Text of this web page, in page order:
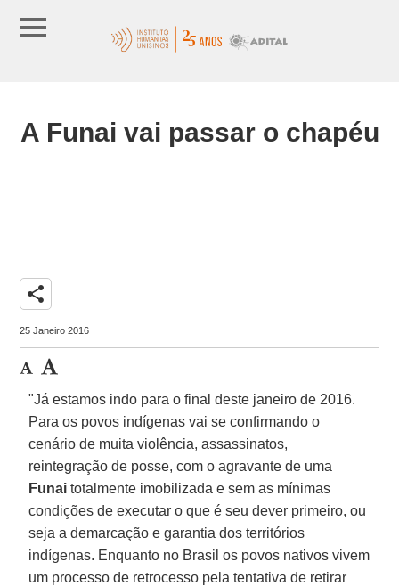
A Funai vai passar o chapéu
share
25 Janeiro 2016
"Já estamos indo para o final deste janeiro de 2016.
Para os povos indígenas vai se confirmando o
cenário de muita violência, assassinatos,
reintegração de posse, com o agravante de uma
Funai totalmente imobilizada e sem as mínimas
condições de executar o que é seu dever primeiro, ou
seja a demarcação e garantia dos territórios
indígenas. Enquanto no Brasil os povos nativos vivem
um processo de retrocesso pela tentativa de retirar